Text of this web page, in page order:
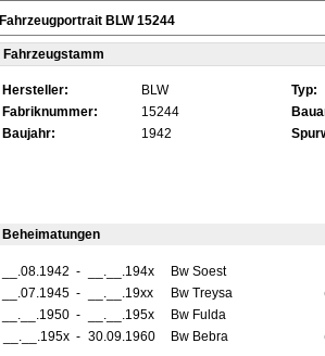
Fahrzeugportrait BLW 15244
Fahrzeugstamm
Hersteller: BLW Typ:
Fabriknummer:
15244
Baujahr:
1942
Beheimatungen
__.08.1942 - __.__.194x
Bw Soest
__.07.1945 - __.__.19xx Bw Treysa
__.__.1950 - __.__.195x
Bw Fulda
__.__.195x - 30.09.1960 Bw Bebra